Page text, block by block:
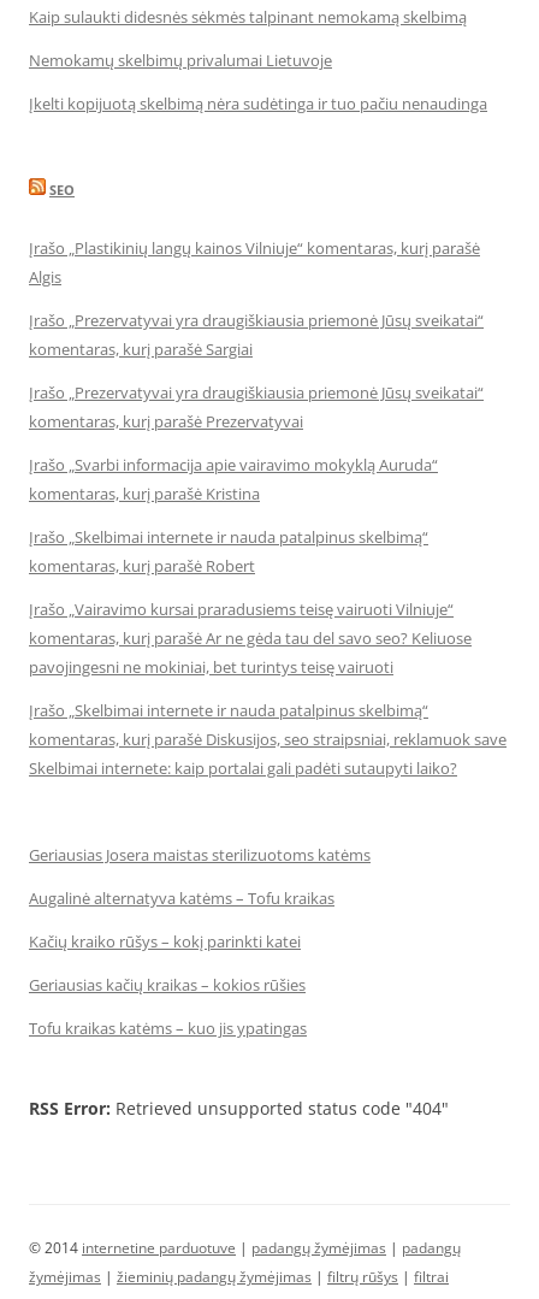
Kaip sulaukti didesnės sėkmės talpinant nemokamą skelbimą
Nemokamų skelbimų privalumai Lietuvoje
Įkelti kopijuotą skelbimą nėra sudėtinga ir tuo pačiu nenaudinga
SEO
Įrašo „Plastikinių langų kainos Vilniuje“ komentaras, kurį parašė
Algis
Įrašo „Prezervatyvai yra draugiškiausia priemonė Jūsų sveikatai“
komentaras, kurį parašė Sargiai
Įrašo „Prezervatyvai yra draugiškiausia priemonė Jūsų sveikatai“
komentaras, kurį parašė Prezervatyvai
Įrašo „Svarbi informacija apie vairavimo mokyklą Auruda“
komentaras, kurį parašė Kristina
Įrašo „Skelbimai internete ir nauda patalpinus skelbimą“
komentaras, kurį parašė Robert
Įrašo „Vairavimo kursai praradusiems teisę vairuoti Vilniuje“
komentaras, kurį parašė Ar ne gėda tau del savo seo? Keliuose
pavojingesni ne mokiniai, bet turintys teisę vairuoti
Įrašo „Skelbimai internete ir nauda patalpinus skelbimą“
komentaras, kurį parašė Diskusijos, seo straipsniai, reklamuok save
Skelbimai internete: kaip portalai gali padėti sutaupyti laiko?
Geriausias Josera maistas sterilizuotoms katėms
Augalinė alternatyva katėms – Tofu kraikas
Kačių kraiko rūšys – kokį parinkti katei
Geriausias kačių kraikas – kokios rūšies
Tofu kraikas katėms – kuo jis ypatingas
RSS Error: Retrieved unsupported status code "404"
© 2014 internetine parduotuve | padangų žymėjimas | padangų
žymėjimas | žieminių padangų žymėjimas | filtrų rūšys | filtrai